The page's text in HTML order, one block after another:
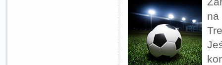
na